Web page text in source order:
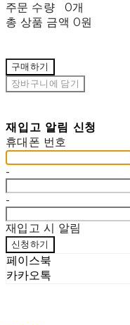
주문 수량
0개
총 상품 금액 0원
구매하기
장바구니에 담기
재입고 알림 신청
휴대폰 번호
-
-
재입고 시 알림
신청하기
페이스북
카카오톡